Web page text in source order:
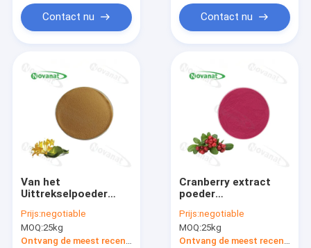
Contact nu Contact nu
Van het
Uittrekselpoeder
Suckle Flower
Extract het het
Kruiden Chlorogenic
Prijs:negotiable
MOQ:25kg
Cranberry extract
poeder
poeder 1%-25%
anthocyanen
Prijs:negotiable
MOQ:25kg